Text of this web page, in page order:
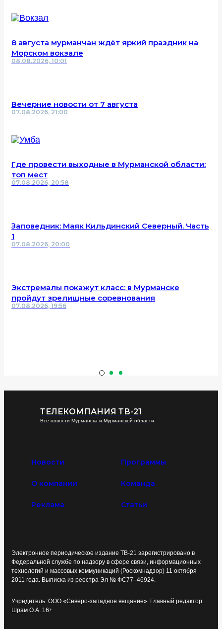
8 августа мурманчан ждёт яркий праздник на
Морском вокзале
08.08.2026, 10:01
Вечерние новости от 7 августа
07.08.2026, 21:00
Где провести выходные в Мурманской области:
топ мест
07.08.2026, 20:58
Заповедник: Маяк Кильдинский Северный. Часть
1
07.08.2026, 20:00
Экстремалы покажут класс: в Мурманске
пройдут зрелищные соревнования
07.08.2026, 19:56
ТЕЛЕКОМПАНИЯ ТВ-21
Все новости Мурманска и Мурманской области
Новости Программы
О компании Команда
Реклама Статьи
Электронное периодическое издание ТВ-21 зарегистрировано в
Федеральной службе по надзору в сфере связи, информационных
технологий и массовых коммуникаций (Роскомнадзор) 11 октября
2011 года. Выписка из реестра Эл № ФС77–46924.
Учредитель: ООО «Северо-западное вещание». Главный редактор:
Шрам О.А. 16+